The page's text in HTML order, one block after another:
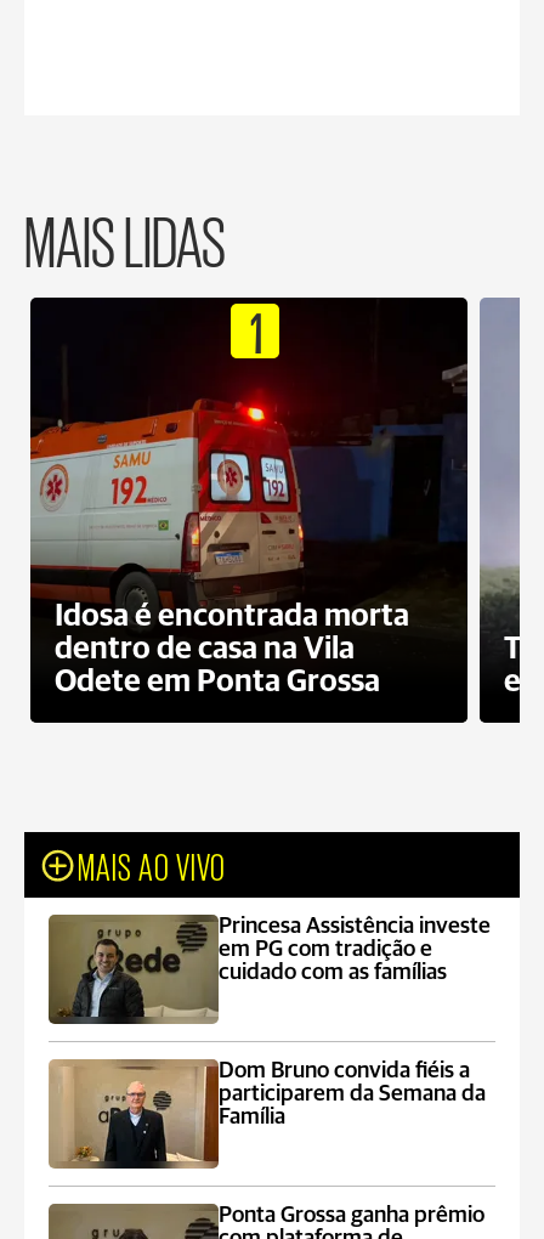
MAIS LIDAS
1
Idosa é encontrada morta
dentro de casa na Vila
Odete em Ponta Grossa
e
MAIS AO VIVO
Princesa Assistência investe
em PG com tradição e
cuidado com as famílias
Dom Bruno convida fiéis a
participarem da Semana da
Família
Ponta Grossa ganha prêmio